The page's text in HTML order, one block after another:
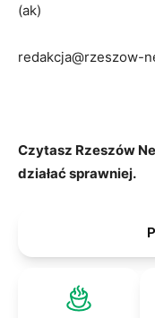
(ak)
redakcja@rzeszow-
Czytasz Rzeszów
działać sprawniej.